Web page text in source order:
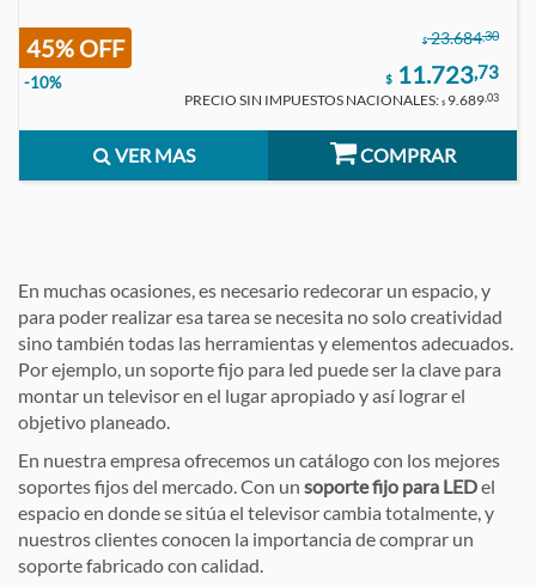
$ 23.684,30
45% OFF
-10% $ 11.723,73
PRECIO SIN IMPUESTOS NACIONALES: $ 9.689,03
VER MAS COMPRAR
En muchas ocasiones, es necesario redecorar un espacio, y
para poder realizar esa tarea se necesita no solo creatividad
sino también todas las herramientas y elementos adecuados.
Por ejemplo, un soporte fijo para led puede ser la clave para
montar un televisor en el lugar apropiado y así lograr el
objetivo planeado.
En nuestra empresa ofrecemos un catálogo con los mejores
soportes fijos del mercado. Con un soporte fijo para LEDel
espacio en donde se sitúa el televisor cambia totalmente, y
nuestros clientes conocen la importancia de comprar un
soporte fabricado con calidad.